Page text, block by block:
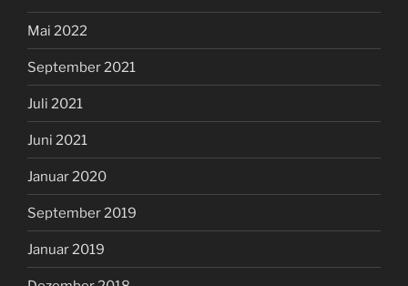
Mai 2022
September 2021
Juli 2021
Juni 2021
Januar 2020
September 2019
Januar 2019